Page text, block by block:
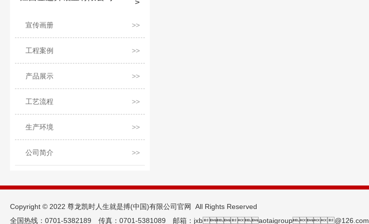
宣传画册
工程案例
产品展示
工艺流程
生产环境
公司简介
Copyright © 2022 尊龙凯时人生就是搏(中国)有限公司官网  All Rights Reserved
全国热线：0701-5382189 传真：0701-5381089 邮箱：jxbaotaigroup@126.com